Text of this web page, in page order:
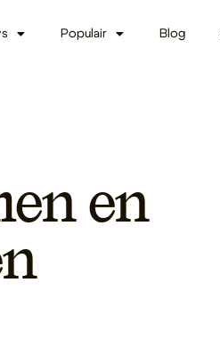
Populair Blog
en